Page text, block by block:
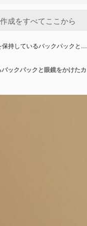
保持しているバックパックと…